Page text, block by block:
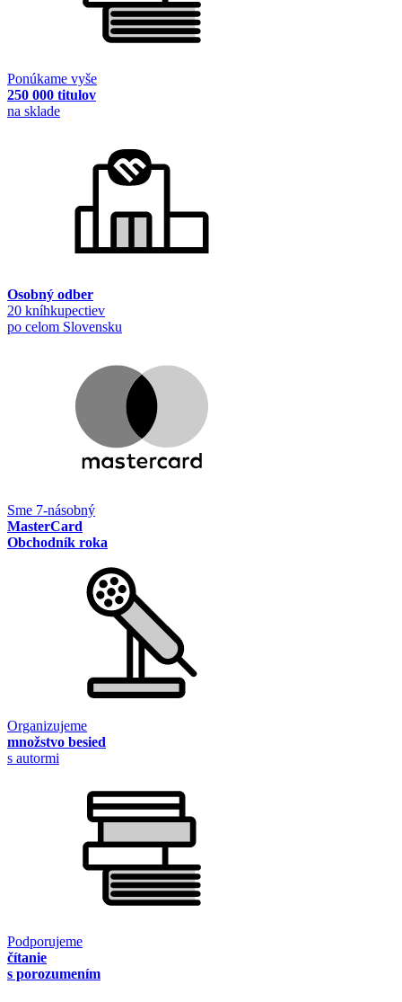
Ponúkame vyše
250 000 titulov
na sklade
Osobný odber
20 kníhkupectiev
po celom Slovensku
Sme 7-násobný
MasterCard
Obchodník roka
Organizujeme
množstvo besied
s autormi
Podporujeme
čítanie
s porozumením